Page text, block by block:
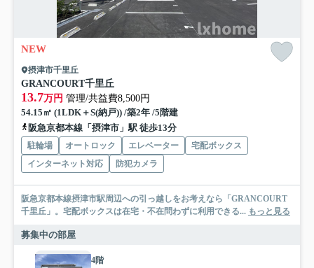
NEW
摂津市千里丘
GRANCOURT千里丘
13.7万円 管理/共益費8,500円
54.15㎡ (1LDK＋S(納戸)) /築2年 /5階建
阪急京都本線「摂津市」駅 徒歩13分
駐輪場 オートロック エレベーター
宅配ボックス
インターネット対応
防犯カメラ
阪急京都本線摂津市駅周辺への引っ越しをお考えなら「GRANCOURT
千里丘」。宅配ボックスは在宅・不在問わずに利用できる... もっと見る
募集中の部屋
4階